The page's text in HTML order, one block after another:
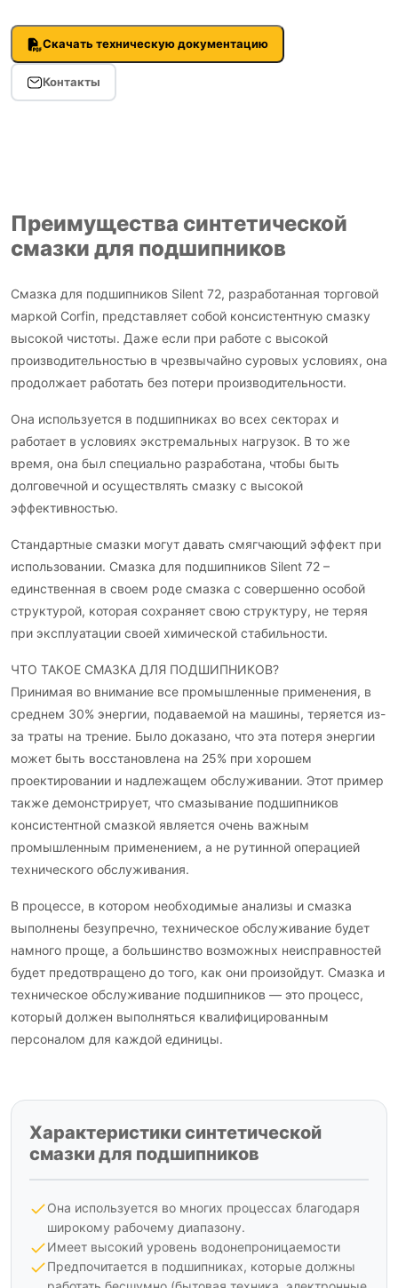
Скачать техническую документацию
Контакты
Преимущества синтетической
смазки для подшипников
Смазка для подшипников Silent 72, разработанная торговой
маркой Corfin, представляет собой консистентную смазку
высокой чистоты. Даже если при работе с высокой
производительностью в чрезвычайно суровых условиях, она
продолжает работать без потери производительности.
Она используется в подшипниках во всех секторах и
работает в условиях экстремальных нагрузок. В то же
время, она был специально разработана, чтобы быть
долговечной и осуществлять смазку с высокой
эффективностью.
Стандартные смазки могут давать смягчающий эффект при
использовании. Смазка для подшипников Silent 72 –
единственная в своем роде смазка с совершенно особой
структурой, которая сохраняет свою структуру, не теряя
при эксплуатации своей химической стабильности.
ЧТО ТАКОЕ СМАЗКА ДЛЯ ПОДШИПНИКОВ?
Принимая во внимание все промышленные применения, в
среднем 30% энергии, подаваемой на машины, теряется из-
за траты на трение. Было доказано, что эта потеря энергии
может быть восстановлена на 25% при хорошем
проектировании и надлежащем обслуживании. Этот пример
также демонстрирует, что смазывание подшипников
консистентной смазкой является очень важным
промышленным применением, а не рутинной операцией
технического обслуживания.
В процессе, в котором необходимые анализы и смазка
выполнены безупречно, техническое обслуживание будет
намного проще, а большинство возможных неисправностей
будет предотвращено до того, как они произойдут. Смазка и
техническое обслуживание подшипников — это процесс,
который должен выполняться квалифицированным
персоналом для каждой единицы.
Характеристики синтетической
смазки для подшипников
Она используется во многих процессах благодаря
широкому рабочему диапазону.
Имеет высокий уровень водонепроницаемости
Предпочитается в подшипниках, которые должны